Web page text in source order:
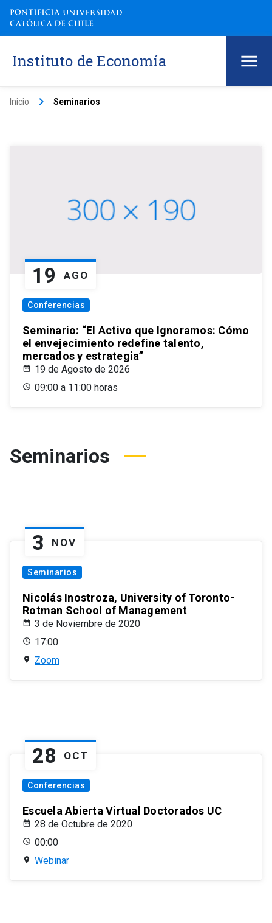
Instituto de Economía
Inicio keyboard_arrow_right Seminarios
19 AGO
Conferencias
Seminario: “El Activo que Ignoramos: Cómo
el envejecimiento redefine talento,
mercados y estrategia”
19 de Agosto de 2026
09:00 a 11:00 horas
Seminarios
3 NOV
Seminarios
Nicolás Inostroza, University of Toronto-
Rotman School of Management
3 de Noviembre de 2020
17:00
Zoom
28 OCT
Conferencias
Escuela Abierta Virtual Doctorados UC
28 de Octubre de 2020
00:00
Webinar